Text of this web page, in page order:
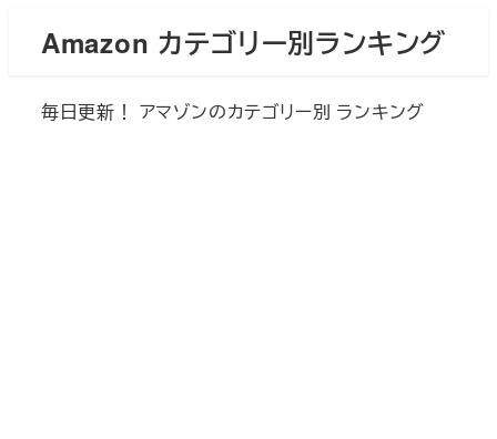
Amazon カテゴリー別ランキング
毎日更新！ アマゾンのカテゴリー別 ランキング